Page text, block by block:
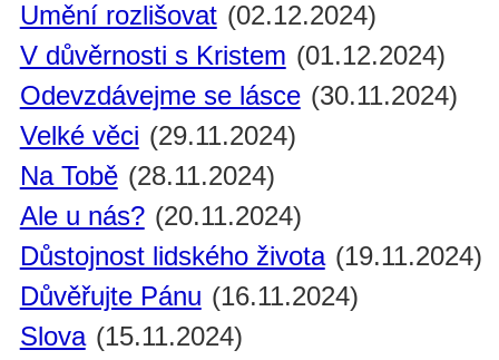
Umění rozlišovat (02.12.2024)
V důvěrnosti s Kristem (01.12.2024)
Odevzdávejme se lásce (30.11.2024)
Velké věci (29.11.2024)
Na Tobě (28.11.2024)
Ale u nás? (20.11.2024)
Důstojnost lidského života (19.11.2024)
Důvěřujte Pánu (16.11.2024)
Slova (15.11.2024)